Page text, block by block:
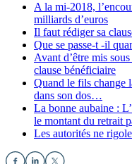
A la mi-2018,
milliards d’euros
Il faut rédiger sa
Que se passe-t -il
Avant d’être mis
clause bénéficiaire
Quand le fils change
dans son dos…
La bonne aubaine :
le montant du retrait
Les autorités ne